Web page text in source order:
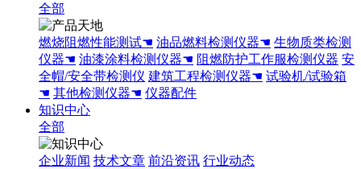
全部
燃烧阻燃性能测试☚ 油品燃料检测仪器☚ 生物质类检测
仪器☚ 油漆涂料检测仪器☚ 阻燃防护工作服检测仪器 安
全帽/安全带检测仪 建筑工程检测仪器☚ 试验机/试验箱
☚ 其他检测仪器☚ 仪器配件
知识中心
全部
企业新闻 技术文章 前沿资讯 行业动态